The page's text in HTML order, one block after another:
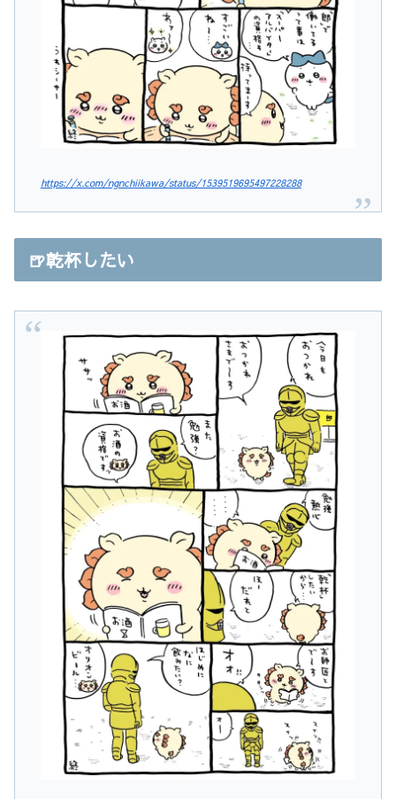
https://x.com/ngnchiikawa/status/1539519695497228288
🍺乾杯したい